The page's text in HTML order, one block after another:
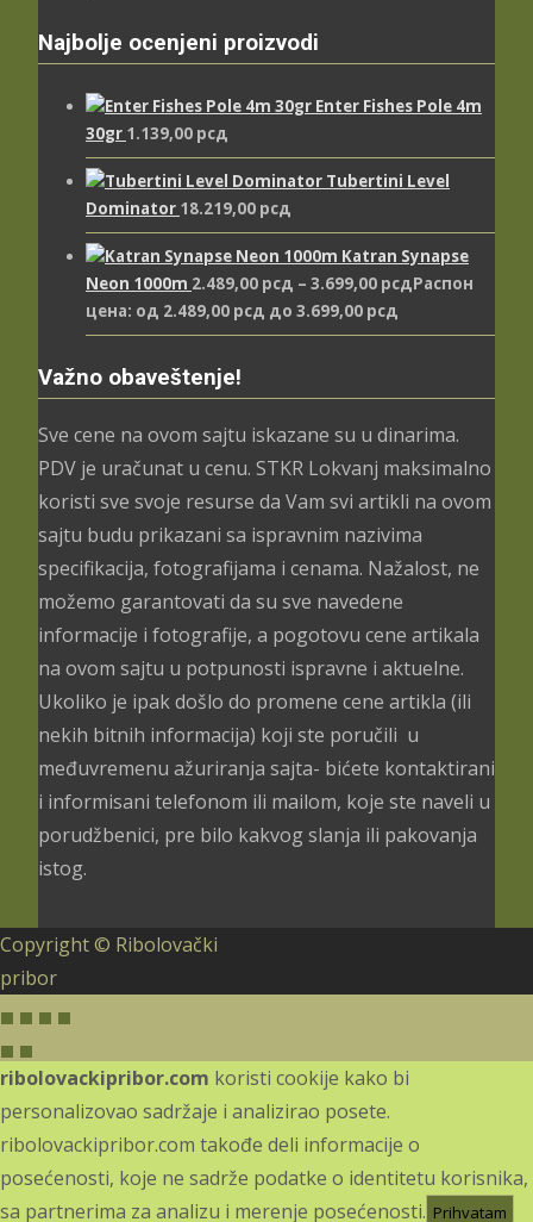
Najbolje ocenjeni proizvodi
Enter Fishes Pole 4m
30gr 1.139,00 рсд
Tubertini Level
Dominator 18.219,00 рсд
Katran Synapse
Neon 1000m 2.489,00 рсд – 3.699,00 рсдРаспон
цена: од 2.489,00 рсд до 3.699,00 рсд
Važno obaveštenje!
Sve cene na ovom sajtu iskazane su u dinarima.
PDV je uračunat u cenu. STKR Lokvanj maksimalno
koristi sve svoje resurse da Vam svi artikli na ovom
sajtu budu prikazani sa ispravnim nazivima
specifikacija, fotografijama i cenama. Nažalost, ne
možemo garantovati da su sve navedene
informacije i fotografije, a pogotovu cene artikala
na ovom sajtu u potpunosti ispravne i aktuelne.
Ukoliko je ipak došlo do promene cene artikla (ili
nekih bitnih informacija) koji ste poručili u
međuvremenu ažuriranja sajta- bićete kontaktirani
i informisani telefonom ili mailom, koje ste naveli u
porudžbenici, pre bilo kakvog slanja ili pakovanja
istog.
Copyright © Ribolovački
pribor
ribolovackipribor.com koristi cookije kako bi
personalizovao sadržaje i analizirao posete.
ribolovackipribor.com takođe deli informacije o
posećenosti, koje ne sadrže podatke o identitetu korisnika,
sa partnerima za analizu i merenje posećenosti. Prihvatam